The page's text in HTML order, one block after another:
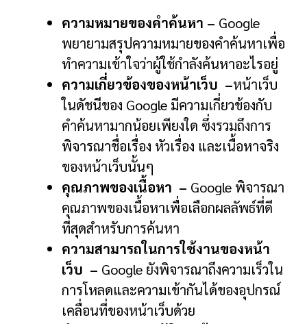
ความหมายของคำค้นหา – Google
พยายามสรุปความหมายของคำค้นหาเพื่อ
ทำความเข้าใจว่าผู้ใช้กำลังค้นหาอะไรอยู่
ความเกี่ยวข้องของหน้าเว็บ –หน้าเว็บ
ในดัชนีของ Google มีความเกี่ยวข้องกับ
คำค้นหามากน้อยเพียงใด ซึ่งรวมถึงการ
พิจารณาชื่อเรื่อง หัวเรื่อง และเนื้อหาจริง
ของหน้าเว็บนั้นๆ
คุณภาพของเนื้อหา – Google พิจารณา
คุณภาพของเนื้อหาเพื่อเลือกผลลัพธ์ที่ดี
ที่สุดสำหรับการค้นหา
ความสามารถในการใช้งานของหน้า
เว็บ – Google ยังพิจารณาถึงความเร็วใน
การโหลดและความเข้ากันได้ของอุปกรณ์
เคลื่อนที่ของหน้าเว็บด้วย